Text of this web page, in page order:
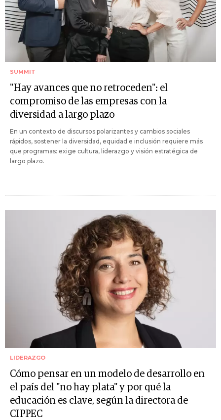
SUMMIT
"Hay avances que no retroceden": el
compromiso de las empresas con la
diversidad a largo plazo
En un contexto de discursos polarizantes y cambios sociales
rápidos, sostener la diversidad, equidad e inclusión requiere más
que programas: exige cultura, liderazgo y visión estratégica de
largo plazo.
LIDERAZGO
Cómo pensar en un modelo de desarrollo en
el país del "no hay plata" y por qué la
educación es clave, según la directora de
CIPPEC